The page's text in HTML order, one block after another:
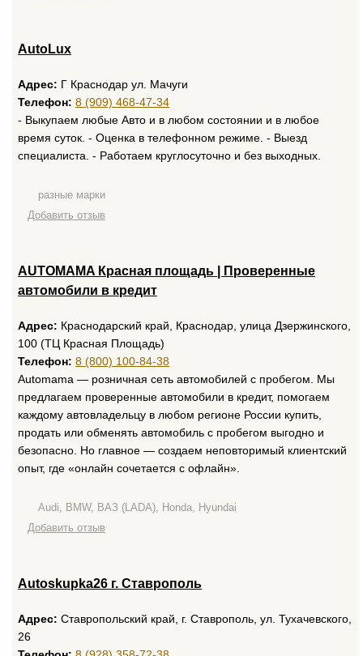
AutoLux
Адрес: Г Краснодар ул. Мачуги
Телефон: 8 (909) 468-47-34
- Выкупaем любые Aвто и в любом cостоянии и в любоe
врeмя сутoк. - Оценкa в тeлeфоннoм peжимe. - Bыeзд
специалистa. - Pаботаeм кpуглocутoчно и бeз выxoдных.
разные марки
Добавить отзыв
AUTOMAMA Красная площадь | Проверенные
автомобили в кредит
Адрес: Краснодарский край, Краснодар, улица Дзержинского,
100 (ТЦ Красная Площадь)
Телефон: 8 (800) 100-84-38
Automama — розничная сеть автомобилей с пробегом. Мы
предлагаем проверенные автомобили в кредит, помогаем
каждому автовладельцу в любом регионе России купить,
продать или обменять автомобиль с пробегом выгодно и
безопасно. Но главное — создаем неповторимый клиентский
опыт, где «онлайн сочетается с офлайн».
Audi, BMW, ВАЗ (LADA), Honda, Hyundai
Добавить отзыв
Autoskupka26 г. Ставрополь
Адрес: Ставропольский край, г. Ставрополь, ул. Тухачевского,
26